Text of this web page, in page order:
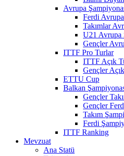
Avrupa
Ferdi
Takımlar
U21 Avrupa
Gençler
ITTF Pro Turlar
ITTF Açık
Gençler
ETTU Cup
Balkan
Gençler
Gençler
Takım
Ferdi
ITTF Ranking
Mevzuat
Ana Statü